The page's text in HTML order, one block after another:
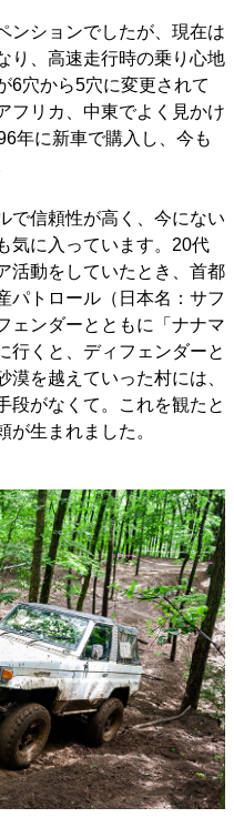
ンションでしたが、現在は
り、高速走行時の乗り心地
6穴から5穴に変更されて
フリカ、中東でよく見かけ
年に新車で購入し、今も
で信頼性が高く、今にない
気に入っています。20代
活動をしていたとき、首都
パトロール（日本名：サフ
ェンダーとともに「ナナマ
行くと、ディフェンダーと
漠を越えていった村には、
段がなくて。これを観たと
が生まれました。